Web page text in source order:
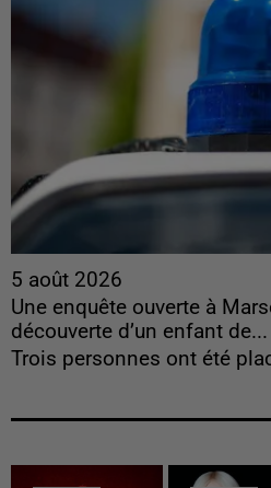
5 août 2026
Une enquête ouverte à
découverte d’un enfant de...
Trois personnes ont été